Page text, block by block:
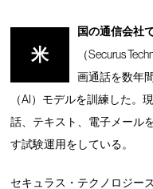
米
国の通信会社
（Securus
画通話を数年
（AI）モデルを訓練した。
話、テキスト、電子メール
す試験運用をしている。
セキュラス・テクノロジー